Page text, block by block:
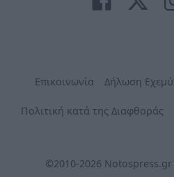
Επικοινωνία Δήλωση
Πολιτική κατά της Διαφθοράς
©2010-2026